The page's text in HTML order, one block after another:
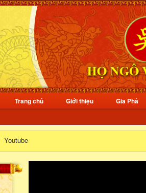
Trang chủ Giới thiệu Gia Phả
Youtube